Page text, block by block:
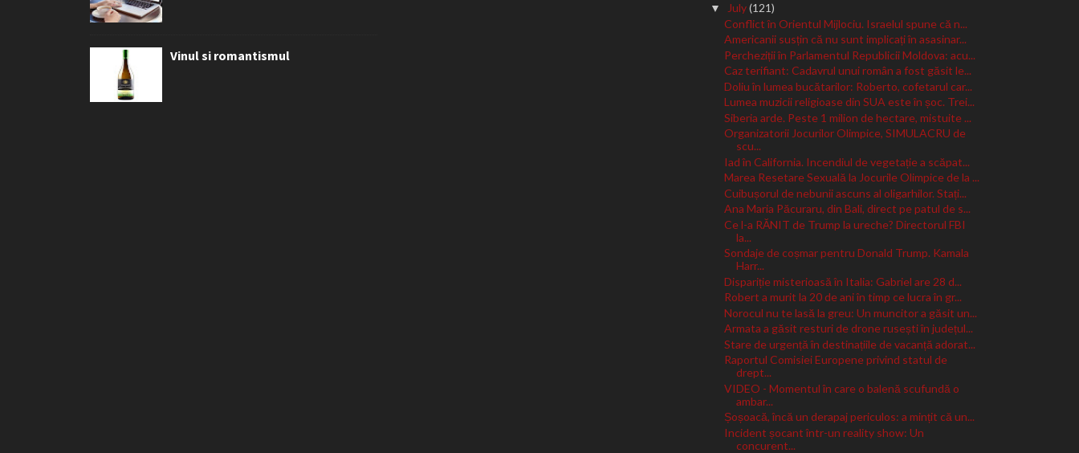
Vinul si romantismul
▼July(121)
Conflict în Orientul Mijlociu. Israelul spune că n...
Americanii susțin că nu sunt implicați în asasinar...
Percheziții în Parlamentul Republicii Moldova: acu...
Caz terifiant: Cadavrul unui român a fost găsit le...
Doliu în lumea bucătarilor: Roberto, cofetarul car...
Lumea muzicii religioase din SUA este în șoc. Trei...
Siberia arde. Peste 1 milion de hectare, mistuite ...
Organizatorii Jocurilor Olimpice, SIMULACRU de
scu...
Iad în California. Incendiul de vegetație a scăpat...
Marea Resetare Sexuală la Jocurile Olimpice de la ...
Cuibușorul de nebunii ascuns al oligarhilor. Stați...
Ana Maria Păcuraru, din Bali, direct pe patul de s...
Ce l-a RĂNIT de Trump la ureche? Directorul FBI
la...
Sondaje de coșmar pentru Donald Trump. Kamala
Harr...
Dispariție misterioasă în Italia: Gabriel are 28 d...
Robert a murit la 20 de ani în timp ce lucra în gr...
Norocul nu te lasă la greu: Un muncitor a găsit un...
Armata a găsit resturi de drone rusești în județul...
Stare de urgență în destinațiile de vacanță adorat...
Raportul Comisiei Europene privind statul de
drept...
VIDEO - Momentul în care o balenă scufundă o
ambar...
Șoșoacă, încă un derapaj periculos: a mințit că un...
Incident șocant într-un reality show: Un
concurent...